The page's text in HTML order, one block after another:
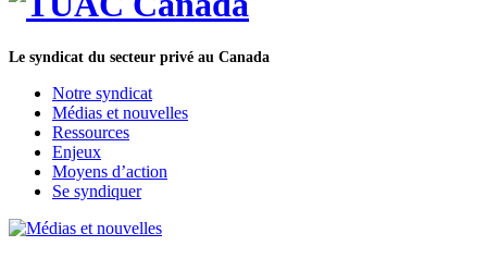
Le syndicat du secteur privé au Canada
Notre syndicat
Médias et nouvelles
Ressources
Enjeux
Moyens d’action
Se syndiquer